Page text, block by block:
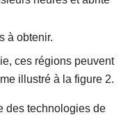
à obtenir.
ces régions peuvent
illustré à la figure 2.
des technologies de